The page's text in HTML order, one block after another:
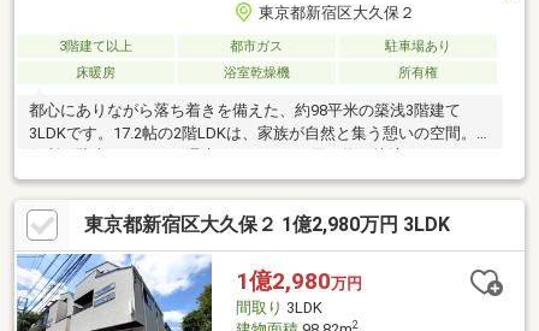
東京都新宿区大久保２
3階建て以上 都市ガス
駐車場あり
床暖房
浴室乾燥機 所有権
都心にありながら落ち着きを備えた、約98平米の築浅3階建て
3LDKです。17.2帖の2階LDKは、家族が自然と集う憩いの空間。
します。1階と3階に分かれた洋室は全居室収納を備え、帰宅後は
各々のプライベートタイムを静かに満喫できる住空間です。早稲
田大学理工学部キャンパスが近い落ち着いた環境でありながら、
新宿エリアも生活圏に捉える好アクセスが日々の暮らしを彩りま
す。山手線「新大久保」駅へ徒歩10分など3駅が利用可能です。
弊社ではエリアに精通したスタッフが現地をご案内いたします。
ぜひお気軽にお問い合わせください。
東京都新宿区大久保２ 1億2,980万円 3LDK
1億2,980万円
間取り 3LDK
2